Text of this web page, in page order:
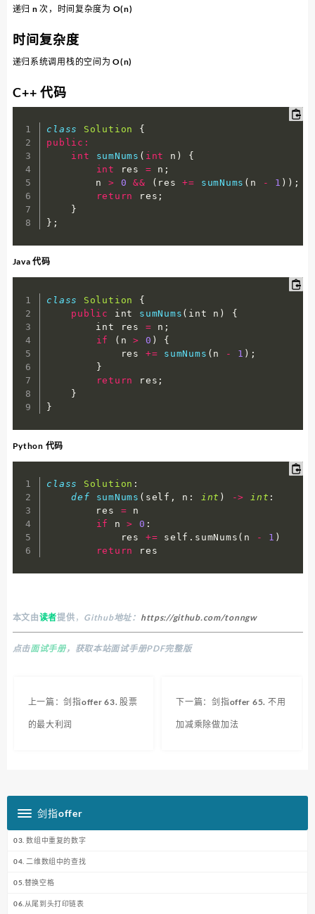
递归 n 次，时间复杂度为 O(n)
时间复杂度
递归系统调用栈的空间为 O(n)
C++ 代码
class Solution
{
public :
int
sumNums ( int n )
{
int
res = n ;
        n
> 0 && ( res += sumNums ( n - 1 ) ) ;
return
res ;
}
} ;
Java 代码
class Solution
{
public
int sumNums ( int n )
{
        int res
= n ;
if
( n > 0 )
{
            res
+= sumNums ( n - 1 ) ;
}
return
res ;
}
}
Python 代码
class Solution :
def
sumNums ( self , n : int ) -> int :
        res
= n
if
n > 0 :
            res
+= self . sumNums ( n - 1 )
return
res
本文由读者提供 ， Github地址： https://github.com/tonngw
点击面试手册，获取本站面试手册PDF完整版
上一篇：剑指offer 63. 股票
的最大利润
下一篇：剑指offer 65. 不用
加减乘除做加法
剑指offer
03. 数组中重复的数字
04. 二维数组中的查找
05.替换空格
06.从尾到头打印链表